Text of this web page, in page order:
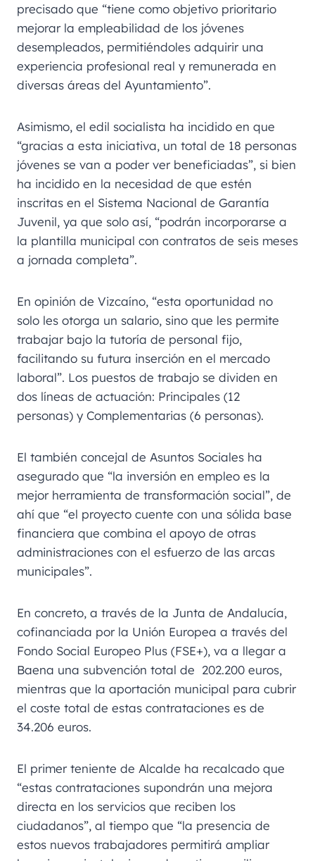
precisado que “tiene como objetivo prioritario
mejorar la empleabilidad de los jóvenes
desempleados, permitiéndoles adquirir una
experiencia profesional real y remunerada en
diversas áreas del Ayuntamiento”.
Asimismo, el edil socialista ha incidido en que
“gracias a esta iniciativa, un total de 18 personas
jóvenes se van a poder ver beneficiadas”, si bien
ha incidido en la necesidad de que estén
inscritas en el Sistema Nacional de Garantía
Juvenil, ya que solo así, “podrán incorporarse a
la plantilla municipal con contratos de seis meses
a jornada completa”.
En opinión de Vizcaíno, “esta oportunidad no
solo les otorga un salario, sino que les permite
trabajar bajo la tutoría de personal fijo,
facilitando su futura inserción en el mercado
laboral”. Los puestos de trabajo se dividen en
dos líneas de actuación: Principales (12
personas) y Complementarias (6 personas).
El también concejal de Asuntos Sociales ha
asegurado que “la inversión en empleo es la
mejor herramienta de transformación social”, de
ahí que “el proyecto cuente con una sólida base
financiera que combina el apoyo de otras
administraciones con el esfuerzo de las arcas
municipales”.
En concreto, a través de la Junta de Andalucía,
cofinanciada por la Unión Europea a través del
Fondo Social Europeo Plus (FSE+), va a llegar a
Baena una subvención total de 202.200 euros,
mientras que la aportación municipal para cubrir
el coste total de estas contrataciones es de
34.206 euros.
El primer teniente de Alcalde ha recalcado que
“estas contrataciones supondrán una mejora
directa en los servicios que reciben los
ciudadanos”, al tiempo que “la presencia de
estos nuevos trabajadores permitirá ampliar